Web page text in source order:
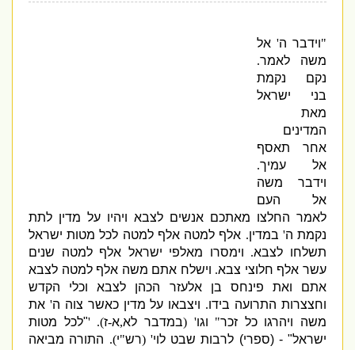
וידבר ה 'אל
משה לאמר.
נקם נקמת
בני ישראל
מאת
המדינים
אחר תאסף
אל עמיך.
וידבר משה
אל העם
לאמר החלצו מאתכם אנשים לצבא ויהיו על מדין לתת
נקמת ה 'במדין.אלף למטה אלף למטה לכל מטות ישראל
תשלחו לצבא.וימסרו מאלפי ישראל אלף למטה שנים
עשר אלף חלוצי צבא.וישלח אתם משה אלף למטה לצבא
אתם ואת פינחס בן אלעזר הכהן לצבא וכלי הקדש
וחצצרות התרועה בידו.ויצבאו על מדין כאשר צוה ה 'את
משה ויהרגו כל זכר"וגו ' (במדבר לא,א-ז). '
" לכל מטות
ישראל" - (ספרי)לרבות שבט לוי' (רש"י).התורה מביאה